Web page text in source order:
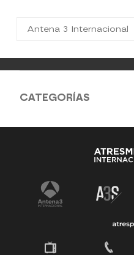
Antena 3 Internacional
CATEGORÍAS
Antena 3 Noticias
Tu cara me suena